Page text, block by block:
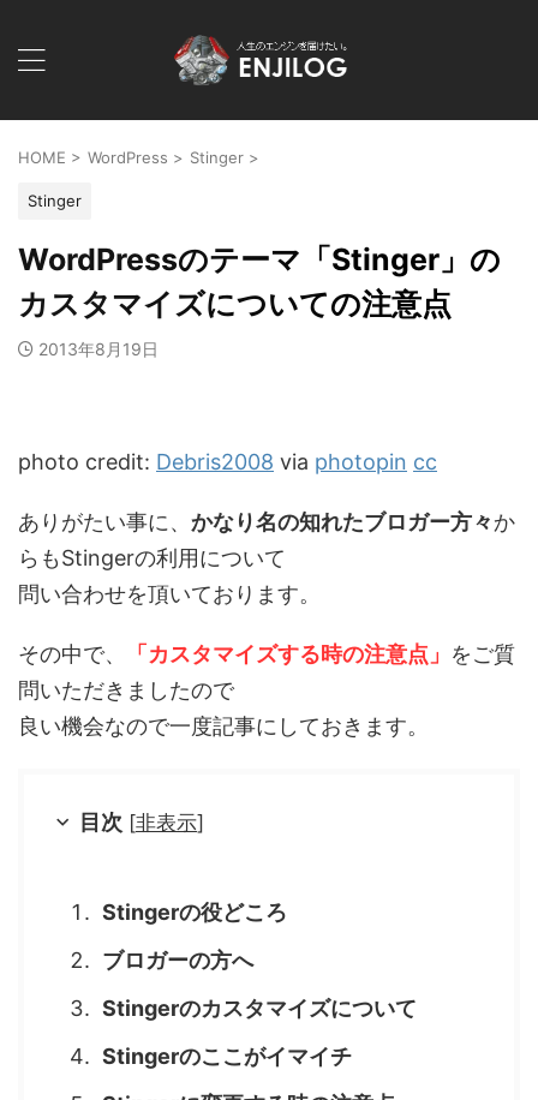
HOME > WordPress > Stinger >
Stinger
WordPressのテーマ「Stinger」の
カスタマイズについての注意点
2013年8月19日
photo credit: Debris2008 via photopin cc
ありがたい事に、 かなり名の知れたブロガー方々か
らもStingerの利用について
問い合わせを頂いております。
その中で、 「カスタマイズする時の注意点」 をご質
問いただきましたので
良い機会なので一度記事にしておきます。
目次 [非表示]
Stingerの役どころ
ブロガーの方へ
Stingerのカスタマイズについて
Stingerのここがイマイチ